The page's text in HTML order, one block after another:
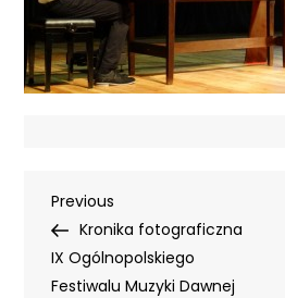
Nawigacja
wpisu
Previous
Post
Previous
Kronika fotograficzna
IX Ogólnopolskiego
Festiwalu Muzyki Dawnej